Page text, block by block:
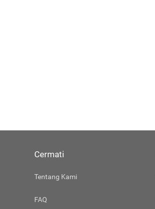
Cermati
Tentang Kami
FAQ